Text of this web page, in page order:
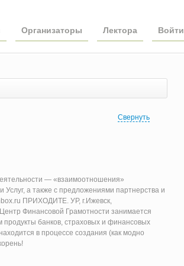
Организаторы Лектора Войти
Свернуть
— «взаимоотношения»
а также с предложениями партнерства и
ПРИХОДИТЕ. УР, г.Ижевск,
Финансовой Грамотности занимается
банков, страховых и финансовых
в процессе создания (как модно